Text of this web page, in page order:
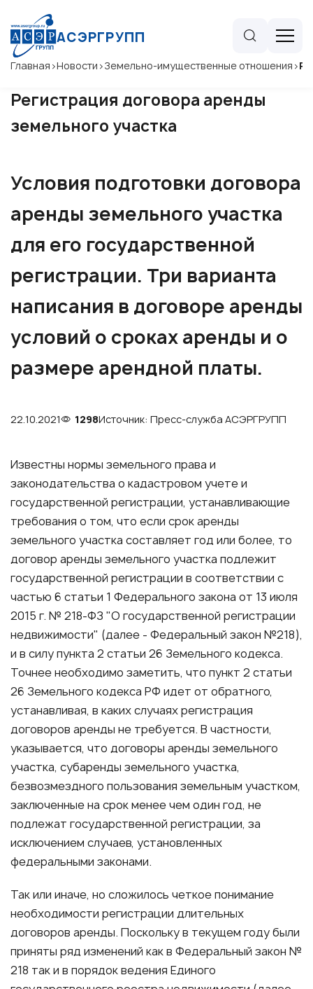
АСЭРГРУПП
Главная >Новости >Земельно-имущественные отношения >
Регистрация договора аренды
земельного участка
Условия подготовки договора
аренды земельного участка
для его государственной
регистрации. Три варианта
написания в договоре аренды
условий о сроках аренды и о
размере арендной платы.
22.10.2021 1298Источник: Пресс-служба АСЭРГРУПП
Известны нормы земельного права и
законодательства о кадастровом учете и
государственной регистрации, устанавливающие
требования о том, что если срок аренды
земельного участка составляет год или более, то
договор аренды земельного участка подлежит
государственной регистрации в соответствии с
частью 6 статьи 1 Федерального закона от 13 июля
2015 г. № 218-ФЗ "О государственной регистрации
недвижимости" (далее - Федеральный закон №218),
и в силу пункта 2 статьи 26 Земельного кодекса.
Точнее необходимо заметить, что пункт 2 статьи
26 Земельного кодекса РФ идет от обратного,
устанавливая, в каких случаях регистрация
договоров аренды не требуется. В частности,
указывается, что договоры аренды земельного
участка, субаренды земельного участка,
безвозмездного пользования земельным участком,
заключенные на срок менее чем один год, не
подлежат государственной регистрации, за
исключением случаев, установленных
федеральными законами.
Так или иначе, но сложилось четкое понимание
необходимости регистрации длительных
договоров аренды. Поскольку в текущем году были
приняты ряд изменений как в Федеральный закон №
218 так и в порядок ведения Единого